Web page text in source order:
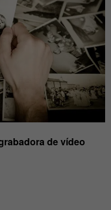
de vídeo